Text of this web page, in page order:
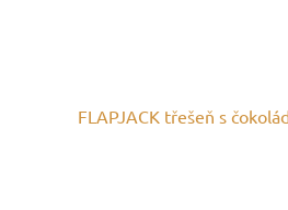
FLAPJACK třešeň s